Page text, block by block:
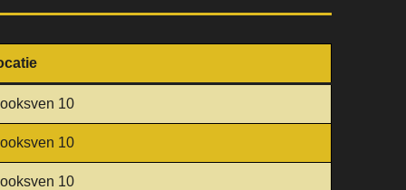
10
10
10